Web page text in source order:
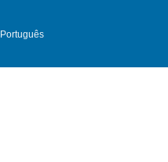
Português